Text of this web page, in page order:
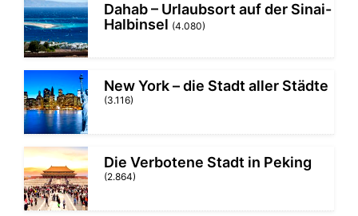
Dahab – Urlaubsort auf der Sinai-
Halbinsel (4.080)
New York – die Stadt aller Städte
(3.116)
Die Verbotene Stadt in Peking
(2.864)